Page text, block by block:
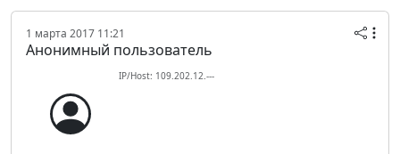
1 марта 2017 11:21
Анонимный пользователь
IP/Host: 109.202.12.---